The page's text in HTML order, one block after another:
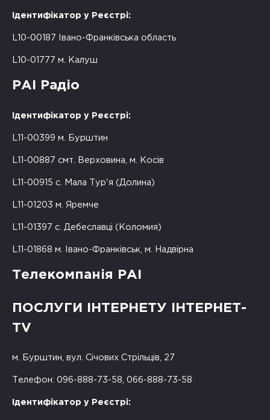
Ідентифікатор у Реєстрі:
L10-00187 Івано-Франківська область
L10-01777 м. Калуш
РАІ Радіо
Ідентифікатор у Реєстрі:
L11-00399 м. Бурштин
L11-00887 смт. Верховина, м. Косів
L11-00915 с. Мала Тур'я (Долина)
L11-01203 м. Яремче
L11-01397 с. Дебеславці (Коломия)
L11-01868 м. Івано-Франківськ, м. Надвірна
Телекомпанія РАІ
ПОСЛУГИ ІНТЕРНЕТУ ІНТЕРНЕТ-
TV
м. Бурштин, вул. Січових Стрільців, 27
Телефон: 096-888-73-58, 066-888-73-58
Ідентифікатор у Реєстрі: